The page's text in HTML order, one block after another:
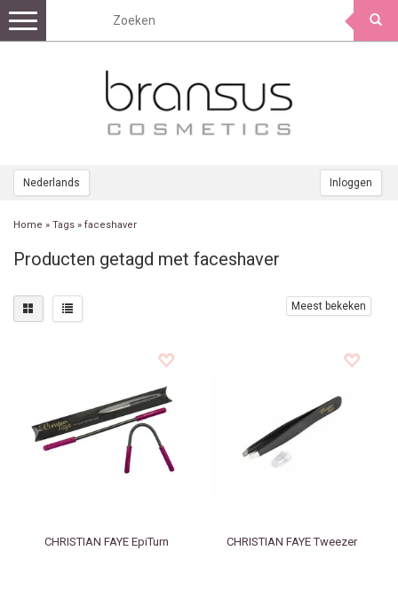
Nederlands Inloggen
Toggle
navigation
Home » Tags » faceshaver
Producten getagd met faceshaver
Meest bekeken
CHRISTIAN FAYEEpiTurn CHRISTIAN FAYETweezer